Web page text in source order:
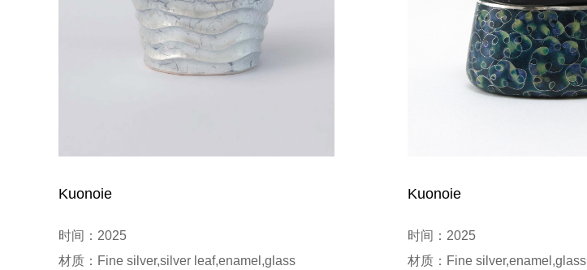
Kuonoie
时间：2025
材质：Fine silver,silver leaf,enamel,glass
Kuonoie
时间：2025
材质：Fine silver,enamel,glass